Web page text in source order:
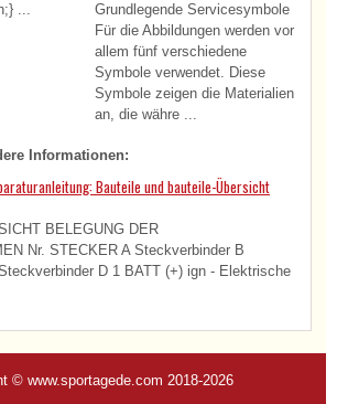
...
Grundlegende Servicesymbole
Für die Abbildungen werden vor
allem fünf verschiedene
Symbole verwendet. Diese
Symbole zeigen die Materialien
an, die währe ...
Informationen:
Bauteile und bauteile-Übersicht
BELEGUNG DER
Nr. STECKER A Steckverbinder B
D 1 BATT (+) ign - Elektrische
© www.sportagede.com 2018-2026